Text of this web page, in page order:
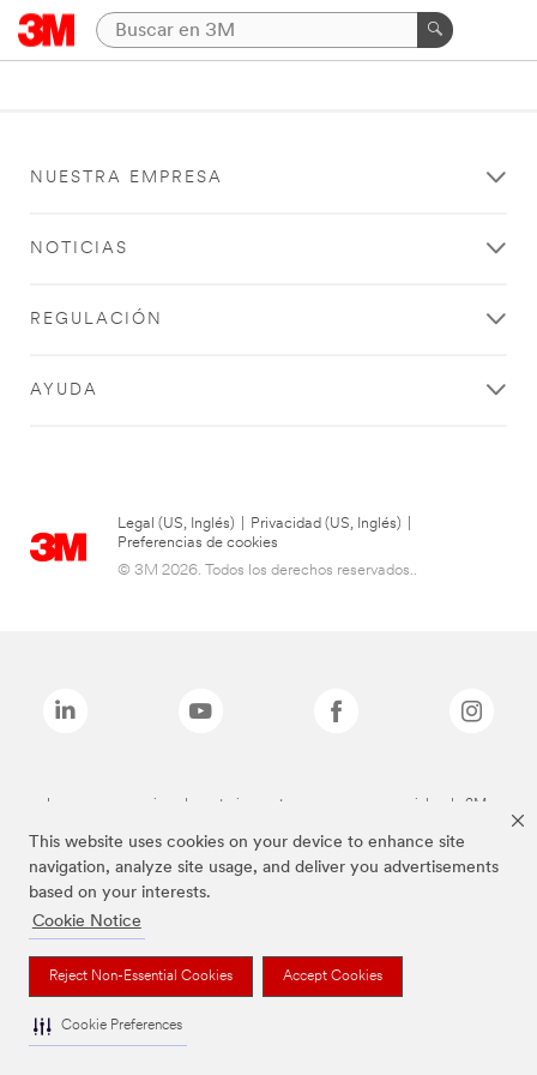
This website uses cookies on your device to enhance site
navigation, analyze site usage, and deliver you advertisements
based on your interests.
Cookie Notice
Reject Non-Essential Cookies Accept Cookies
Cookie Preferences
NUESTRA EMPRESA
NOTICIAS
REGULACIÓN
AYUDA
Legal (US, Inglés) Privacidad (US, Inglés)
Preferencias de cookies
© 3M 2026. Todos los derechos reservados..
Las marcas mencionadas anteriormente son marcas comerciales de 3M.